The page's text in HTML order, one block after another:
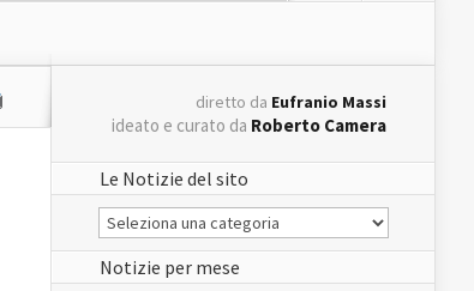
diretto da Eufranio Massi
ideato e curato da Roberto Camera
Le Notizie del sito
Le
Notizie
del
sito
Notizie per mese